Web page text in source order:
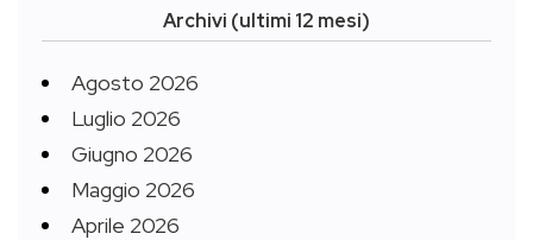
Archivi (ultimi 12 mesi)
Agosto 2026
Luglio 2026
Giugno 2026
Maggio 2026
Aprile 2026